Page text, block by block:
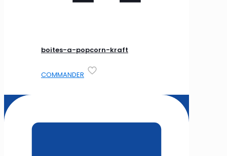
boites-a-popcorn-kraft
COMMANDER